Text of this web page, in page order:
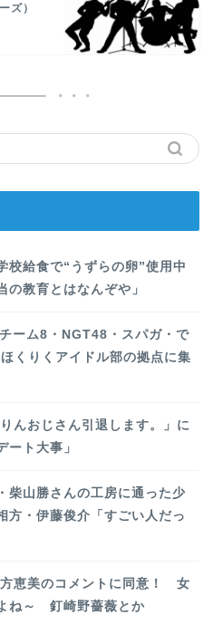
ズ）
校給食で“うずらの卵”使用中
教育とはなんぞや」
ーム8・NGT48・スパガ・で
くりくアイドル部の拠点に集
んおじさん引退します。」に
ート大事」
柴山勝さんの工房に通った少
・伊藤俊介「すごい人だっ
方恵美のコメントに同意！ 女
ね～ 釘崎野薔薇とか